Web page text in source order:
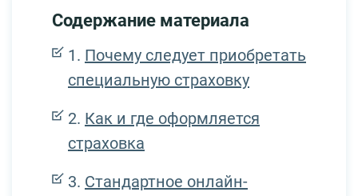
Содержание материала
Почему следует приобретать
специальную страховку
Как и где оформляется
страховка
Стандартное онлайн-